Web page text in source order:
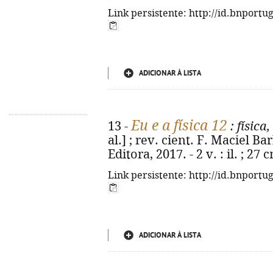
Link persistente: http://
ADICIONAR À LISTA
13 -Eu e a física 12 : física,
al.] ; rev. cient. F. Maciel
Editora, 2017. - 2 v. : il. ; 27
Link persistente: http://
ADICIONAR À LISTA